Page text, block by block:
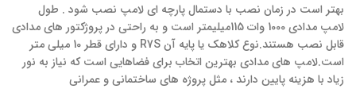
بهتر است در زمان نصب با دستمال پارچه ای لامپ نصب شود . طول
لامپ مدادی 1000 وات 115میلیمتر است و به راحتی در پروژکتور های مدادی
قابل نصب هستند.نوع کلاهک یا پایه آن R7S و دارای قطر 10 میلی متر
است.لامپ های مدادی بهترین اتخاب برای فضاهایی است که نیاز به نور
زیاد با هزینه پایین دارند ، مثل پروژه های ساختمانی و عمرانی